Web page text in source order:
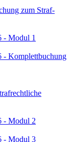
zum Straf-
- Modul 1
- Komplettbuchung
- Modul 2
- Modul 3